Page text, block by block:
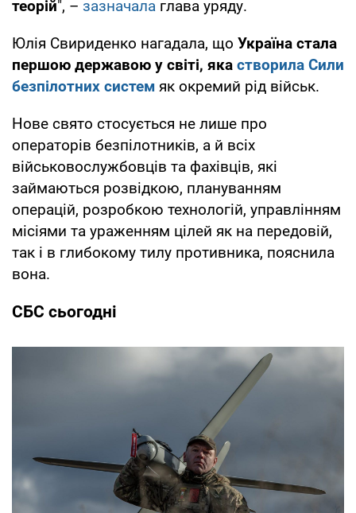
теорій", – зазначала глава уряду.
Юлія Свириденко нагадала, що Україна стала
першою державою у світі, яка створила Сили
безпілотних систем як окремий рід військ.
Нове свято стосується не лише про
операторів безпілотників, а й всіх
військовослужбовців та фахівців, які
займаються розвідкою, плануванням
операцій, розробкою технологій, управлінням
місіями та ураженням цілей як на передовій,
так і в глибокому тилу противника, пояснила
вона.
СБС сьогодні